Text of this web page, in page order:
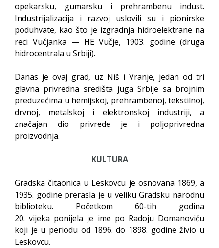
opekarsku, gumarsku i prehrambenu indust.
Industrijalizacija i razvoj uslovili su i pionirske
poduhvate, kao što je izgradnja hidroelektrane na
reci Vučjanka — HE Vučje, 1903. godine (druga
hidrocentrala u Srbiji).
Danas je ovaj grad, uz Niš i Vranje, jedan od tri
glavna privredna središta juga Srbije sa brojnim
preduzećima u hemijskoj, prehrambenoj, tekstilnoj,
drvnoj, metalskoj i elektronskoj industriji, a
značajan dio privrede je i poljoprivredna
proizvodnja.
KULTURA
Gradska čitaonica u Leskovcu je osnovana 1869, a
1935. godine prerasla je u veliku Gradsku narodnu
biblioteku. Početkom 60-tih godina
20. vijeka ponijela je ime po Radoju Domanoviću
koji je u periodu od 1896. do 1898. godine živio u
Leskovcu.